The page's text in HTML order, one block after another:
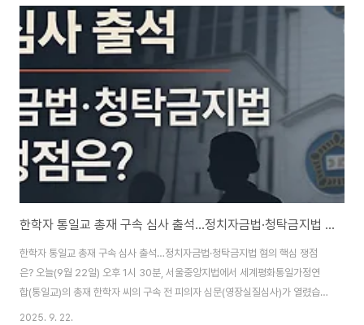
한학자 통일교 총재 구속 심사 출석…정치자금법·청탁금지법 혐의 핵심 쟁점은?
한학자 통일교 총재 구속 심사 출석…정치자금법·청탁금지법 혐의 핵심 쟁점
은? 오늘(9월 22일) 오후 1시 30분, 서울중앙지법에서 세계평화통일가정연
합(통일교)의 총재 한학자 씨의 구속 전 피의자 심문(영장실질심사)가 열렸습
니다. 이번 사건은 단순한 종교계 이슈를 넘어 정치권 로비, 청탁, 불법 정치자
2025. 9. 22.